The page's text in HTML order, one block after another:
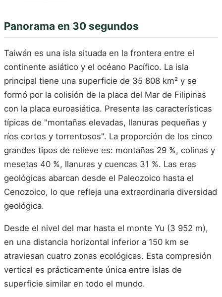
Panorama en 30 segundos
Taiwán es una isla situada en la frontera entre el
continente asiático y el océano Pacífico. La isla
principal tiene una superficie de 35 808 km² y se
formó por la colisión de la placa del Mar de Filipinas
con la placa euroasiática. Presenta las características
típicas de "montañas elevadas, llanuras pequeñas y
ríos cortos y torrentosos". La proporción de los cinco
grandes tipos de relieve es: montañas 29 %, colinas y
mesetas 40 %, llanuras y cuencas 31 %. Las eras
geológicas abarcan desde el Paleozoico hasta el
Cenozoico, lo que refleja una extraordinaria diversidad
geológica.
Desde el nivel del mar hasta el monte Yu (3 952 m),
en una distancia horizontal inferior a 150 km se
atraviesan cuatro zonas ecológicas. Esta compresión
vertical es prácticamente única entre islas de
superficie similar en todo el mundo.